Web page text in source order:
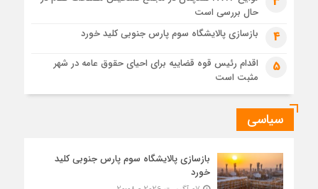
مزیت قیمتی CNG؛ سوختی پاک برای کاهش هزینه خانوار و
واردات بنزین
حال بررسی است
4 بازسازی پالایشگاه سوم پارس جنوبی کلید خورد
5
اقدام رئیس قوه قضاییه برای احیای حقوق عامه در شهر
مثبت است
سیاسی
بازسازی پالایشگاه سوم پارس جنوبی کلید
خورد